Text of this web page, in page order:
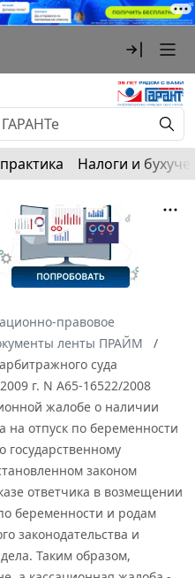
Налоги и
правовое
ленты ПРАЙМ
суда
г. N А65-16522/2008
жалобе о наличии
на отпуск по беременности
государственному
законом
ответчика в возмещении
беременности и родам
законодательства и
Таким образом,